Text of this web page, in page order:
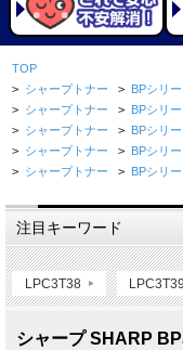
TOP
> シャープトナー > BPシリ
> シャープトナー > BPシリ
> シャープトナー > BPシリ
> シャープトナー > BPシリ
> シャープトナー > BPシリ
注目キーワード
LPC3T38 LPC3T39
シャープ SHARP